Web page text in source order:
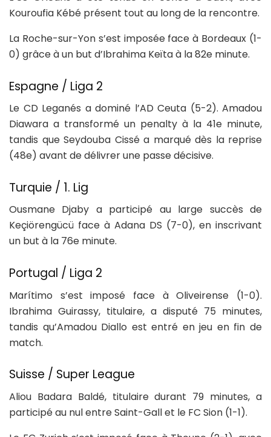
Kouroufia Kébé présent tout au long de la rencontre.
La Roche-sur-Yon s’est imposée face à Bordeaux (1-
0) grâce à un but d’Ibrahima Keïta à la 82e minute.
Espagne / Liga 2
Le CD Leganés a dominé l’AD Ceuta (5-2). Amadou
Diawara a transformé un penalty à la 41e minute,
tandis que Seydouba Cissé a marqué dès la reprise
(48e) avant de délivrer une passe décisive.
Turquie / 1. Lig
Ousmane Djaby a participé au large succès de
Keçiörengücü face à Adana DS (7-0), en inscrivant
un but à la 76e minute.
Portugal / Liga 2
Marítimo s’est imposé face à Oliveirense (1-0).
Ibrahima Guirassy, titulaire, a disputé 75 minutes,
tandis qu’Amadou Diallo est entré en jeu en fin de
match.
Suisse / Super League
Aliou Badara Baldé, titulaire durant 79 minutes, a
participé au nul entre Saint-Gall et le FC Sion (1-1).